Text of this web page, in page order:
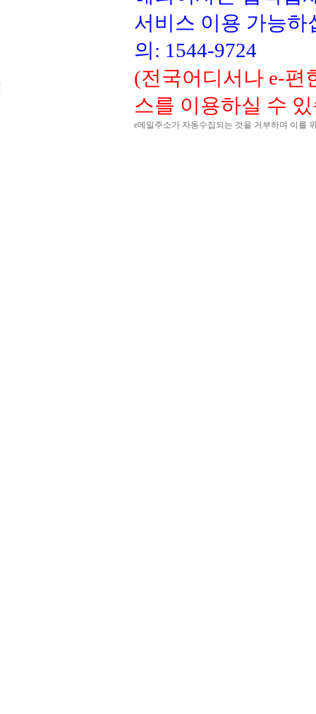
서비스 이용 가능
의: 1544-9724
(전국어디서나 e-편
스를 이용하실 수
e메일주소가 자동수집되는 것을 거부하며 이를